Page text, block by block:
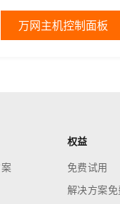
万网主机控制面板